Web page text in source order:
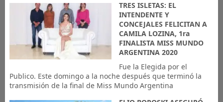
TRES ISLETAS: EL
INTENDENTE Y
CONCEJALES FELICITAN A
CAMILA LOZINA, 1ra
FINALISTA MISS MUNDO
ARGENTINA 2020
Fue la Elegida por el
Publico. Este domingo a la noche después que terminó la
transmisión de la final de Miss Mundo Argentina